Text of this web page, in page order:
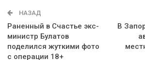
НАЗАД
Раненный в Счастье экс-
министр Булатов
поделился жуткими фото
с операции 18+
В